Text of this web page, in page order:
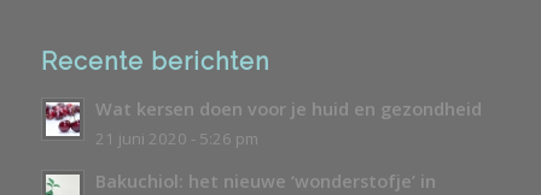
Recente berichten
Wat kersen doen voor je huid en gezondheid
21 juni 2020 - 5:26 pm
Bakuchiol: het nieuwe ‘wonderstofje’ in